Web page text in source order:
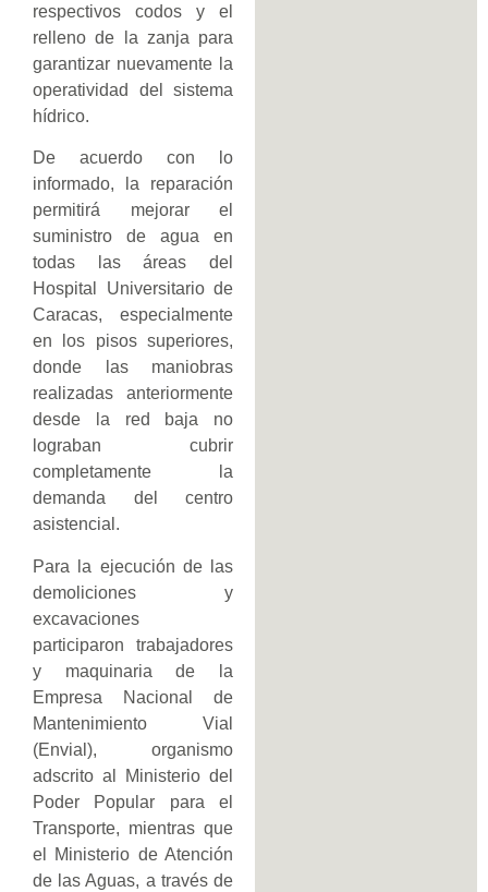
respectivos codos y el
relleno de la zanja para
garantizar nuevamente la
operatividad del sistema
hídrico.
De acuerdo con lo
informado, la reparación
permitirá mejorar el
suministro de agua en
todas las áreas del
Hospital Universitario de
Caracas, especialmente
en los pisos superiores,
donde las maniobras
realizadas anteriormente
desde la red baja no
lograban cubrir
completamente la
demanda del centro
asistencial.
Para la ejecución de las
demoliciones y
excavaciones
participaron trabajadores
y maquinaria de la
Empresa Nacional de
Mantenimiento Vial
(Envial), organismo
adscrito al Ministerio del
Poder Popular para el
Transporte, mientras que
el Ministerio de Atención
de las Aguas, a través de